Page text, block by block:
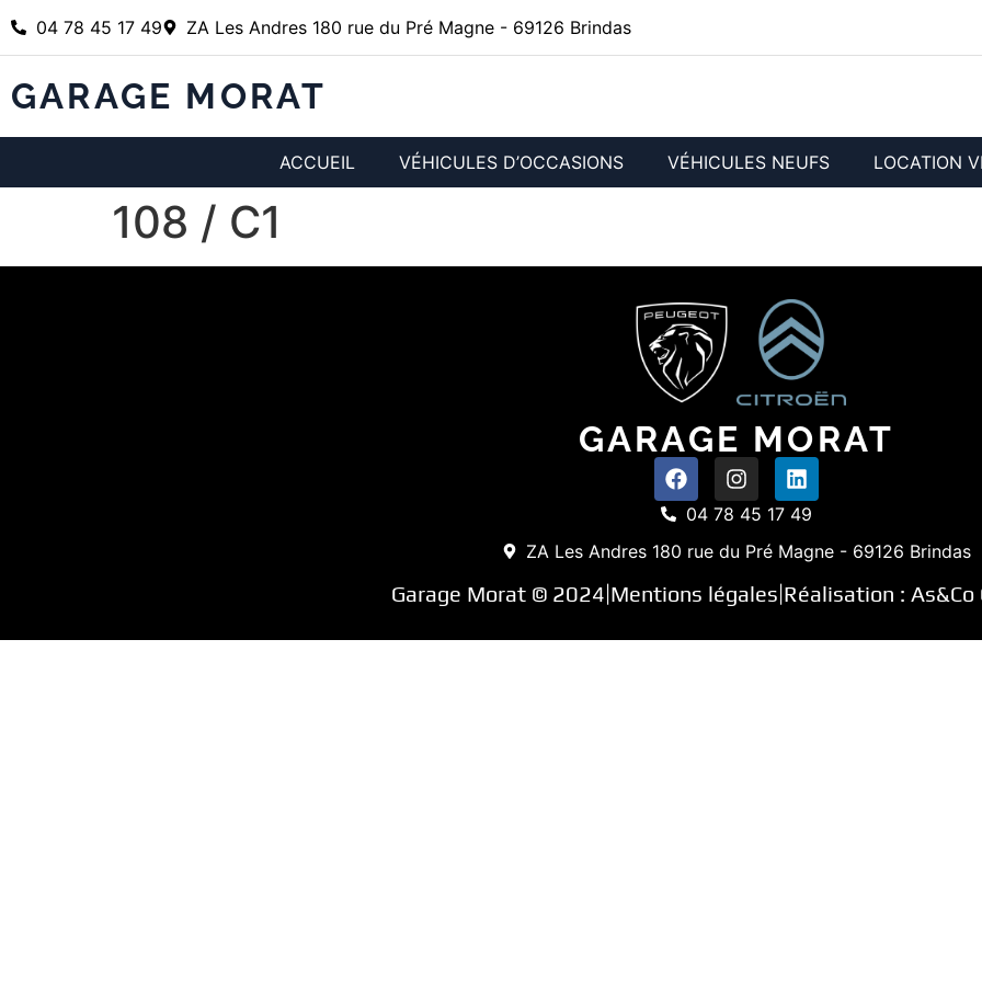
04 78 45 17 49 ZA Les Andres 180 rue du Pré Magne - 69126 Brindas
GARAGE MORAT
ACCUEIL VÉHICULES D’OCCASIONS VÉHICULES NEUFS LOCATION
108 / C1
GARAGE MORAT
04 78 45 17 49
ZA Les Andres 180 rue du Pré Magne - 69126 Brindas
Garage Morat © 2024 Mentions légales Réalisation : As&Co